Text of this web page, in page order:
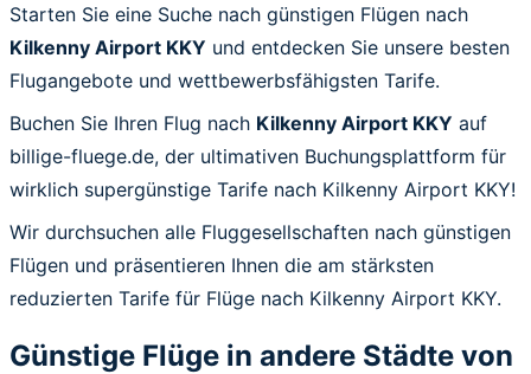
Starten Sie eine Suche nach günstigen Flügen nach
Kilkenny Airport KKY und entdecken Sie unsere besten
Flugangebote und wettbewerbsfähigsten Tarife.
Buchen Sie Ihren Flug nach Kilkenny Airport KKY auf
billige-fluege.de, der ultimativen Buchungsplattform für
wirklich supergünstige Tarife nach Kilkenny Airport KKY!
Wir durchsuchen alle Fluggesellschaften nach günstigen
Flügen und präsentieren Ihnen die am stärksten
reduzierten Tarife für Flüge nach Kilkenny Airport KKY.
Günstige Flüge in andere Städte von